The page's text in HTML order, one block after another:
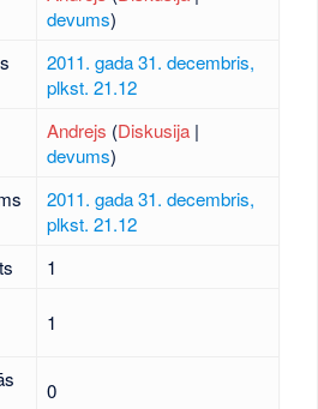
devums)
2011. gada 31. decembris,
plkst. 21.12
Andrejs (Diskusija|
devums)
2011. gada 31. decembris,
plkst. 21.12
1
1
0